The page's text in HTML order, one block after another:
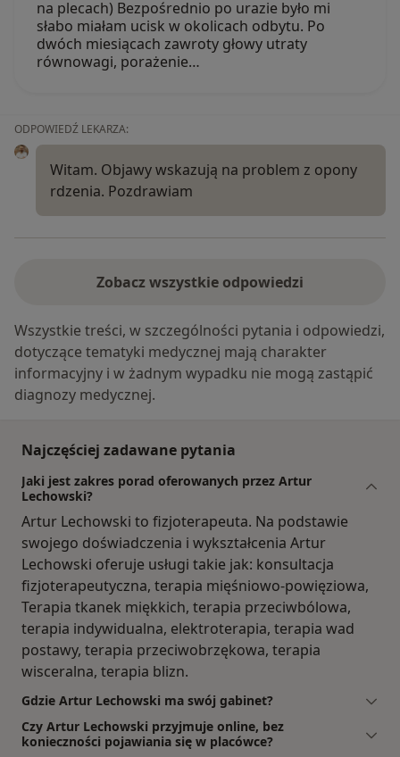
na plecach) Bezpośrednio po urazie było mi
słabo miałam ucisk w okolicach odbytu. Po
dwóch miesiącach zawroty głowy utraty
równowagi, porażenie…
ODPOWIEDŹ LEKARZA:
Witam. Objawy wskazują na problem z opony
rdzenia. Pozdrawiam
Zobacz wszystkie odpowiedzi
Wszystkie treści, w szczególności pytania i odpowiedzi,
dotyczące tematyki medycznej mają charakter
informacyjny i w żadnym wypadku nie mogą zastąpić
diagnozy medycznej.
Najczęściej zadawane pytania
Jaki jest zakres porad oferowanych przez Artur
Lechowski?
Artur Lechowski to fizjoterapeuta. Na podstawie
swojego doświadczenia i wykształcenia Artur
Lechowski oferuje usługi takie jak: konsultacja
fizjoterapeutyczna, terapia mięśniowo-powięziowa,
Terapia tkanek miękkich, terapia przeciwbólowa,
terapia indywidualna, elektroterapia, terapia wad
postawy, terapia przeciwobrzękowa, terapia
wisceralna, terapia blizn.
Gdzie Artur Lechowski ma swój gabinet?
Czy Artur Lechowski przyjmuje online, bez
konieczności pojawiania się w placówce?